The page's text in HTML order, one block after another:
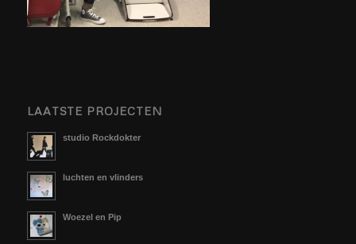
LAATSTE PROJECTEN
studio Rockdokter
luchten en vlinders
Woezel en Pip